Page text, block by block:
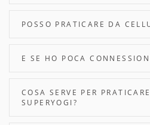
POSSO PRATICARE DA
E SE HO POCA
COSA SERVE PER
SUPERYOGI?